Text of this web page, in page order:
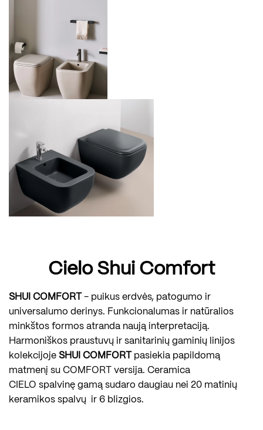
Cielo Shui Comfort
SHUI COMFORT - puikus erdvės, patogumo ir
universalumo derinys. Funkcionalumas ir natūralios
minkštos formos atranda naują interpretaciją.
Harmoniškos praustuvų ir sanitarinių gaminių linijos
kolekcijoje SHUI COMFORT pasiekia papildomą
matmenį su COMFORT versija. Ceramica
CIELO spalvinę gamą sudaro daugiau nei 20 matinių
keramikos spalvų ir 6 blizgios.